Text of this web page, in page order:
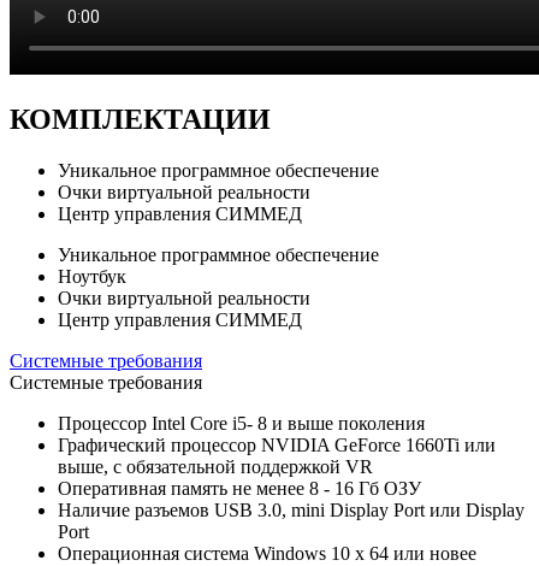
КОМПЛЕКТАЦИИ
Уникальное программное обеспечение
Очки виртуальной реальности
Центр управления СИММЕД
Уникальное программное обеспечение
Ноутбук
Очки виртуальной реальности
Центр управления СИММЕД
Системные требования
Системные требования
Процессор Intel Core i5- 8 и выше поколения
Графический процессор NVIDIA GeForce 1660Ti или
выше, с обязательной поддержкой VR
Оперативная память не менее 8 - 16 Гб ОЗУ
Наличие разъемов USB 3.0, mini Display Port или Display
Port
Операционная система Windows 10 x 64 или новее